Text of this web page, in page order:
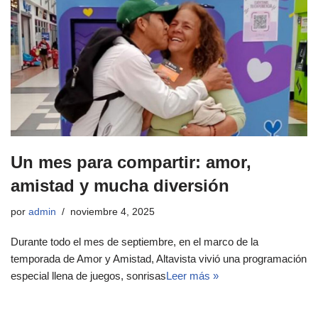
Un mes para compartir: amor,
amistad y mucha diversión
por admin noviembre 4, 2025
Durante todo el mes de septiembre, en el marco de la
temporada de Amor y Amistad, Altavista vivió una programación
especial llena de juegos, sonrisasLeer más »